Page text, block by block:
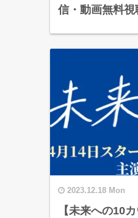
信・動画無料
2023.12.18 Mon
【未来への10